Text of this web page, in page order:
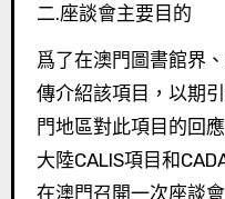
二.座談會主要目的
爲了在澳門圖書館界
傳介紹該項目，以期
門地區對此項目的回
大陸CALIS項目和
在澳門召開一次座談